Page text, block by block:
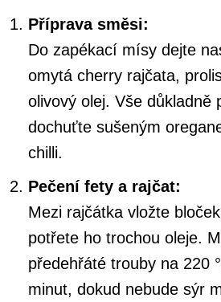
Příprava směsi:
Do zapékací mísy dejte
omytá cherry rajčata,
olivový olej. Vše důkladně
dochuťte sušeným
chilli.
Pečení fety a rajčat:
Mezi rajčátka vložte
potřete ho trochou oleje.
předehřáté trouby na 220
minut, dokud nebude sýr